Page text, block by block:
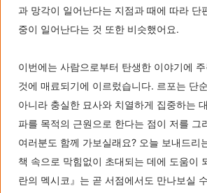
과 망각이 일어난다는 지점과 때에 따라 단
중이 일어난다는 것 또한 비슷했어요.
이번에는 사람으로부터 탄생한 이야기에
것에 매료되기에 이르렀습니다. 르포는 단
아니라 충실한 묘사와 치열하게 집중하는
파를 목적의 근원으로 한다는 점이 저를 그
여러분도 함께 가보실래요? 오늘 보내드리
책 속으로 막힘없이 초대되는 데에 도움이
란의 멕시코』는 곧 서점에서도 만나보실